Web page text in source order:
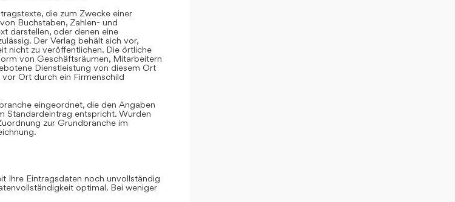
die zum Zwecke einer
Buchstaben, Zahlen- und
darstellen, oder denen eine
Der Verlag behält sich vor,
nicht zu veröffentlichen. Die örtliche
von Geschäftsräumen, Mitarbeitern
Dienstleistung von diesem Ort
Ort durch ein Firmenschild
eingeordnet, die den Angaben
Standardeintrag entspricht. Wurden
zur Grundbranche im
Ihre Eintragsdaten noch unvollständig
optimal. Bei weniger